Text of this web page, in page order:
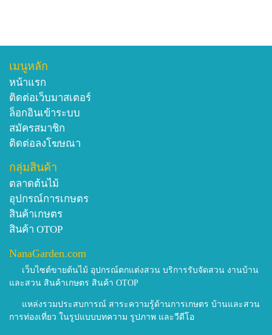
เมนูหลัก
หน้าแรก
ติดต่อเว็บมาสเตอร์
ล็อกอินเข้าระบบ
สมัครสมาชิก
ติดต่อลงโฆษณา
กลุ่มสินค้า
ตลาดต้นไม้
อุปกรณ์การเกษตร
สินค้าเกษตร
สินค้า OTOP
NanaGarden.com
เว็บไซต์ขายต้นไม้ อุปกรณ์ตกแต่งสวน บริการรับจัดสวน งานบ้าน
และสวน สินค้าเกษตร สินค้า OTOP
แหล่งรวมประสบการณ์ สาระความรู้ด้านการเกษตร บ้านและสวน
การท่องเที่ยว ในรูปแบบบทความ รูปภาพ และวีดีโอ